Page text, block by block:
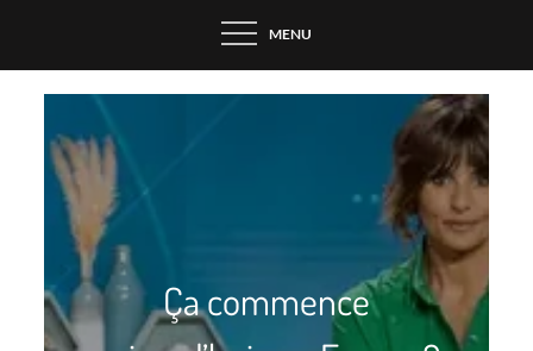
MENU
Ça commence